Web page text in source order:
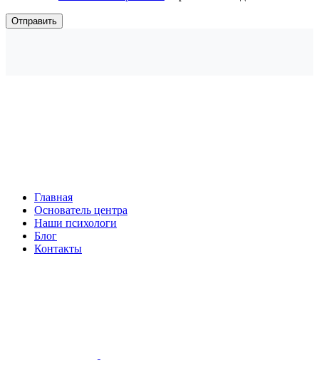
Главная
Основатель центра
Наши психологи
Блог
Контакты